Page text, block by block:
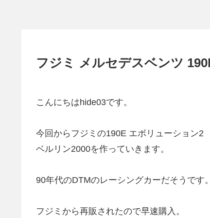
フジミ メルセデスベンツ
こんにちはhide03です。
今回からフジミの190E エボリューション2
ベルリン2000を作っていきます。
90年代のDTMのレーシングカーだそうです。
フジミから再販されたので早速購入。